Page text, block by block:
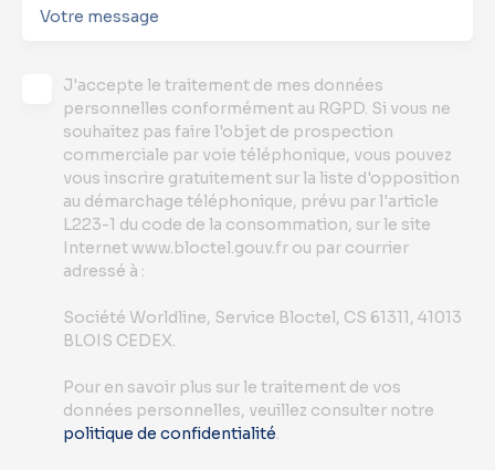
Votre message
J'accepte le traitement de mes données
personnelles conformément au RGPD. Si vous ne
souhaitez pas faire l'objet de prospection
commerciale par voie téléphonique, vous pouvez
vous inscrire gratuitement sur la liste d'opposition
au démarchage téléphonique, prévu par l'article
L223-1 du code de la consommation, sur le site
Internet www.bloctel.gouv.fr ou par courrier
adressé à :
Société Worldline, Service Bloctel, CS 61311, 41013
BLOIS CEDEX.
Pour en savoir plus sur le traitement de vos
données personnelles, veuillez consulter notre
politique de confidentialité.